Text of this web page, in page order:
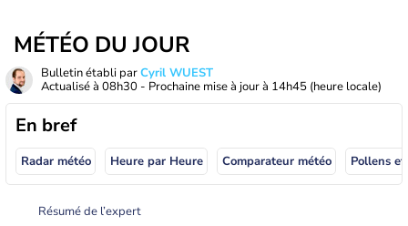
MÉTÉO DU JOUR
Bulletin établi parCyril WUEST
Actualisé à 08h30 - Prochaine mise à jour à 14h45 (heure locale)
En bref
Radar météo Heure par Heure Comparateur météo Pollens
Résumé de l’expert